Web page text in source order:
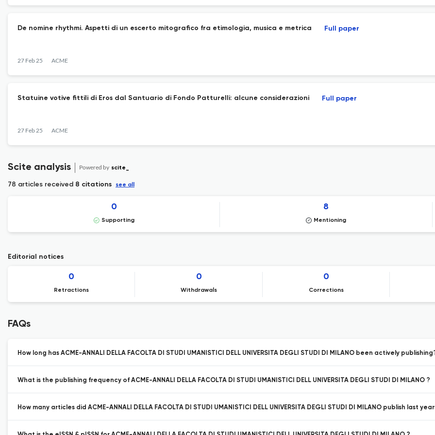
De nomine rhythmi. Aspetti di un escerto mitografico fra etimologia, musica e metrica
27 Feb 25 ACME
Full paper
Statuine votive fittili di Eros dal Santuario di Fondo Patturelli: alcune considerazioni
27 Feb 25 ACME
Full paper
Scite analysis Powered by scite_
78 articles received 8 citations see all
0
Supporting
8
Mentioning
Editorial notices
0
Retractions
0
Withdrawals
0
Corrections
FAQs
How long has ACME-ANNALI DELLA FACOLTA DI STUDI UMANISTICI DELL UNIVERSITA DEGLI STUDI DI MILANO been actively
What is the publishing frequency of ACME-ANNALI DELLA FACOLTA DI STUDI UMANISTICI DELL UNIVERSITA DEGLI STUDI DI MILANO ?
How many articles did ACME-ANNALI DELLA FACOLTA DI STUDI UMANISTICI DELL UNIVERSITA DEGLI STUDI DI MILANO publish last